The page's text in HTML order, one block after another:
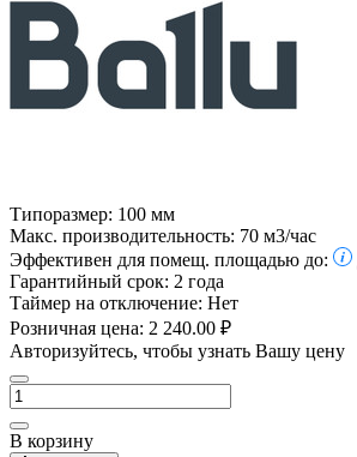
Типоразмер: 100 мм
Макс. производительность: 70 м3/час
Эффективен для помещ. площадью до:
Гарантийный срок: 2 года
Таймер на отключение: Нет
Розничная цена: 2 240.00 ₽
Авторизуйтесь, чтобы узнать Вашу цену
В корзину